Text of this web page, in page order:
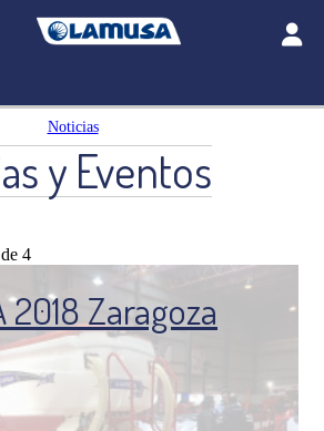
Noticias
y Eventos
4
2018 Zaragoza